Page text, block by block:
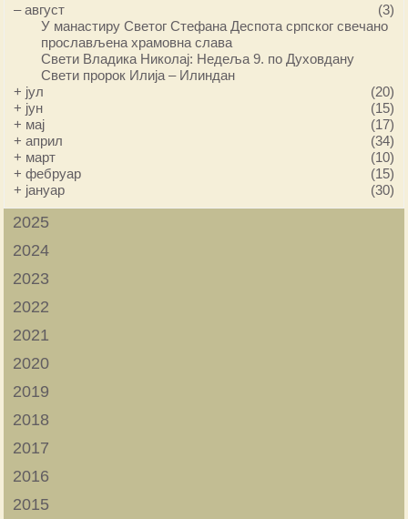
–август
(3)
У манастиру Светог Стефана Деспота српског свечано
прослављена храмовна слава
Свети Владика Николај: Недеља 9. по Духовдану
Свети пророк Илија – Илиндан
+ јул
(20)
+ јун
(15)
+ мај
(17)
+април
(34)
+ март
(10)
+фебруар
(15)
+ јануар (30)
2025
2024
2023
2022
2021
2020
2019
2018
2017
2016
2015